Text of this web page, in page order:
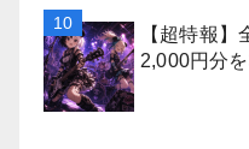
【超特報
2,000円分